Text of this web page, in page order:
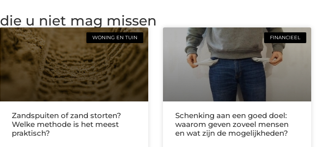
die u niet mag missen
WONING EN TUIN
Zandspuiten of zand storten?
Welke methode is het meest
praktisch?
FINANCIEEL
Schenking aan een goed doel:
waarom geven zoveel mensen
en wat zijn de mogelijkheden?